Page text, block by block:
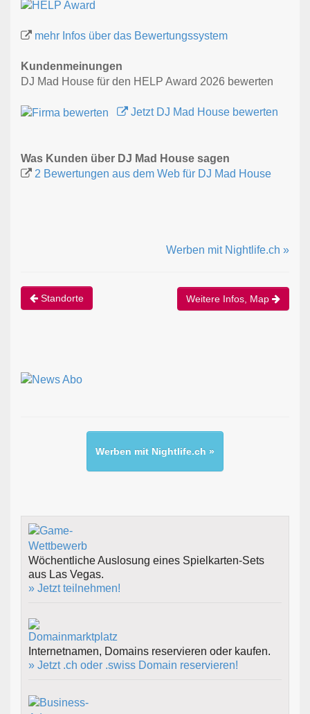
mehr Infos über das Bewertungssystem
Kundenmeinungen
DJ Mad House für den HELP Award 2026 bewerten
Jetzt DJ Mad House bewerten
Was Kunden über DJ Mad House sagen
2 Bewertungen aus dem Web für DJ Mad House
Werben mit Nightlife.ch »
Standorte Weitere Infos, Map
Werben mit Nightlife.ch »
Wöchentliche Auslosung eines Spielkarten-Sets
aus Las Vegas.
» Jetzt teilnehmen!
Internetnamen, Domains reservieren oder kaufen.
» Jetzt .ch oder .swiss Domain reservieren!